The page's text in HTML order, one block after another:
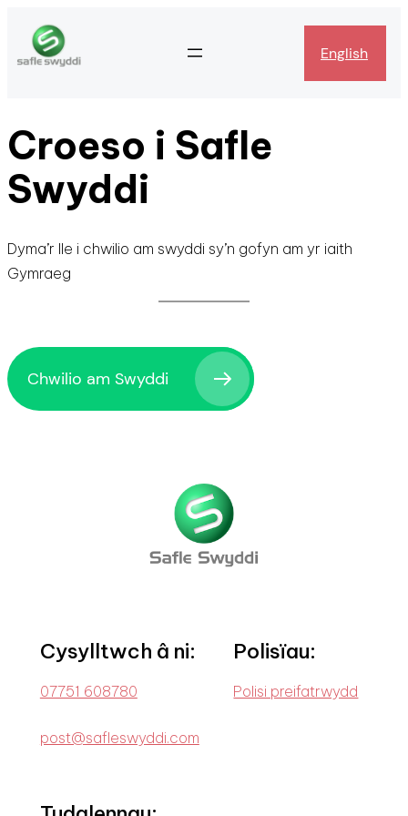
English
Croeso i Safle
Swyddi
Dyma’r lle i chwilio am swyddi sy’n gofyn am yr iaith
Gymraeg
Chwilio am Swyddi
Cysylltwch â ni:
07751 608780
post@safleswyddi.com
Polisïau:
Polisi preifatrwydd